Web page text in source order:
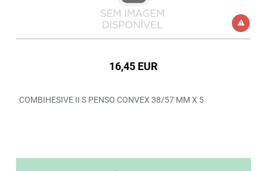
16,45 EUR
COMBIHESIVE II S PENSO CONVEX 38/57 MM X 5